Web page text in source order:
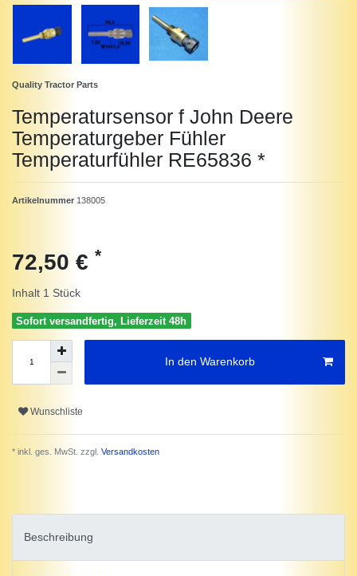
Quality Tractor Parts
Temperatursensor f John Deere
Temperaturgeber Fühler
Temperaturfühler RE65836 *
Artikelnummer 138005
72,50 € *
Inhalt 1 Stück
Sofort versandfertig, Lieferzeit 48h
In den Warenkorb
Wunschliste
* inkl. ges. MwSt. zzgl. Versandkosten
Beschreibung